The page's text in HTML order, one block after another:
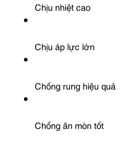
Chịu nhiệt cao
Chịu áp lực lớn
Chống rung hiệu quả
Chống ăn mòn tốt